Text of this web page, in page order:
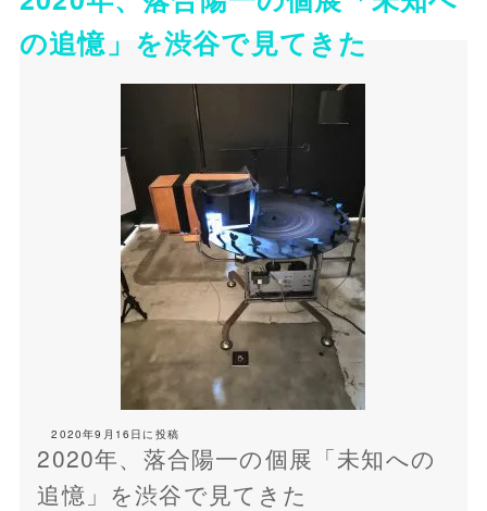
の追憶」を渋谷で見てきた
2020年9月16日 に投稿
2020年、落合陽一の個展「未知への
追憶」を渋谷で見てきた